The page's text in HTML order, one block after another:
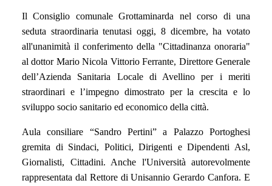
Il Consiglio comunale Grottaminarda nel corso di una
seduta straordinaria tenutasi oggi, 8 dicembre, ha votato
all'unanimità il conferimento della "Cittadinanza onoraria"
al dottor Mario Nicola Vittorio Ferrante, Direttore Generale
dell’Azienda Sanitaria Locale di Avellino per i meriti
straordinari e l’impegno dimostrato per la crescita e lo
sviluppo socio sanitario ed economico della città.
Aula consiliare “Sandro Pertini” a Palazzo Portoghesi
gremita di Sindaci, Politici, Dirigenti e Dipendenti Asl,
Giornalisti, Cittadini. Anche l'Università autorevolmente
rappresentata dal Rettore di Unisannio Gerardo Canfora. E